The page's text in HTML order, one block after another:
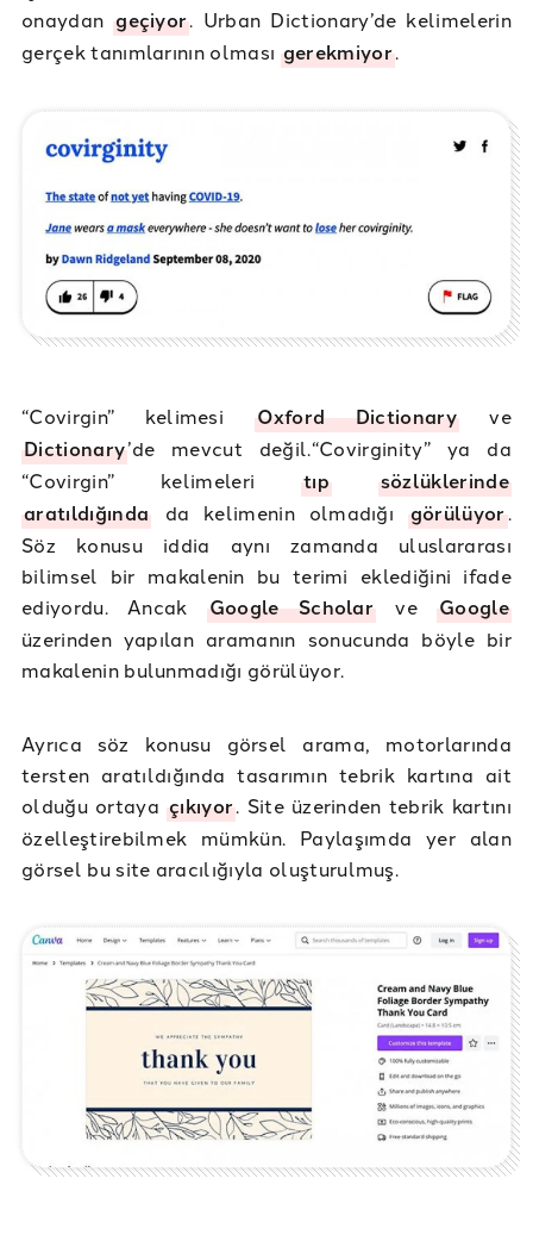
onaydangeçiyor. Urban Dictionary’de kelimelerin
gerçek tanımlarının olması gerekmiyor.
“Covirgin” kelimesi Oxford Dictionaryve
Dictionary’de mevcut değil.“Covirginity” ya da
“Covirgin” kelimeleritıp
sözlüklerinde
aratıldığında da kelimenin olmadığı görülüyor.
Söz konusu iddia aynı zamanda uluslararası
bilimsel bir makalenin bu terimi eklediğini ifade
ediyordu. Ancak Google Scholar veGoogle
üzerinden yapılan aramanın sonucunda böyle bir
makalenin bulunmadığı görülüyor.
Ayrıca söz konusu görsel arama, motorlarında
tersten aratıldığında tasarımın tebrik kartına ait
olduğu ortaya çıkıyor. Site üzerinden tebrik kartını
özelleştirebilmek mümkün. Paylaşımda yer alan
görsel bu site aracılığıyla oluşturulmuş.